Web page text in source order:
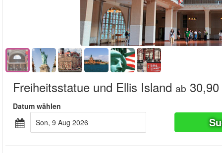
Freiheitsstatue und Ellis Island ab
Datum wählen
Son, 9 Aug 2026